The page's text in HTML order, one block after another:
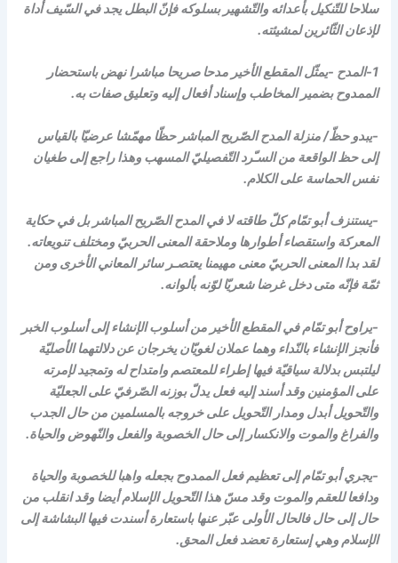
سلاحا للتّنكيل بأعدائه والتّشهير بسلوكه فإنّ البطل يجد في السّيف أداة
لإذعان الثّائرين لمشيئته.
1-المدح -يمثّل المقطع الأخير مدحا صريحا مباشرا نهض باستحضار
الممدوح بضمير المخاطب وإسناد أفعال إليه وتعليق صفات به.
-يبدو حظّ/ منزلة المدح الصّريح المباشر حظّا مهمّشا عرضيّا بالقياس
إلى حظ الواقعة من السـّرد التّفصيليّ المسهب وهذا راجع إلى طغيان
نفس الحماسة على الكلام.
-يستنزف أبو تمّام كلّ طاقته لا في المدح الصّريح المباشر بل في حكاية
المعركة واستقصاء أطوارها وملاحقة المعنى الحربيّ ومختلف تنويعاته.
لقد بدا المعنى الحربيّ معنى مهيمنا يعتصـر سائر المعاني الأخرى ومن
ثمّة فإنّه متى دخل غرضا شعريّا لوّنه بألوانه.
-يراوح أبو تمّام في المقطع الأخير من أسلوب الإنشاء إلى أسلوب الخبر
فأنجز الإنشاء بالنّداء وهما عملان لغويّان يخرجان عن دلالتهما الأصليّة
ليلتبس بدلالة سياقيّة فيها إطراء للمعتصم وامتداح له وتمجيد لإمرته
على المؤمنين وقد أسند إليه فعل يدلّ بوزنه الصّرفيّ على الجعليّة
والتّحويل أبدل ومدار التّحويل على خروجه بالمسلمين من حال الجدب
والفراغ والموت والانكسار إلى حال الخصوبة والفعل والنّهوض والحياة.
-يجري أبو تمّام إلى تعظيم فعل الممدوح بجعله واهبا للخصوبة والحياة
ودافعا للعقم والموت وقد مسّ هذا التّحويل الإسلام أيضا وقد انقلب من
حال إلى حال فالحال الأولى عبّر عنها باستعارة أسندت فيها البشاشة إلى
الإسلام وهي إستعارة تعضد فعل المحق.